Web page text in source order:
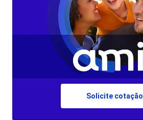
Solicite cotação